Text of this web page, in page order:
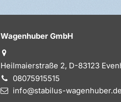
Wagenhuber GmbH
Heilmaierstraße 2, D-83123
08075915515
info@stabilus-wagenhuber.de